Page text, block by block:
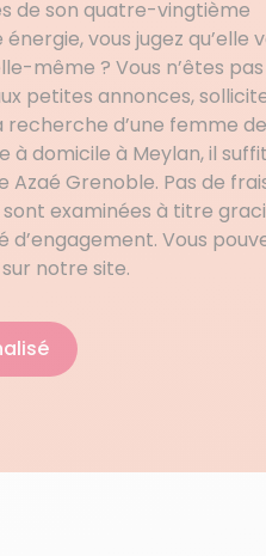
de son quatre-vingtième
vous jugez qu’elle
même ? Vous n’êtes pas
petites annonces,
recherche d’une femme
à domicile à Meylan, il
Grenoble. Pas de
examinées à titre
Vous
notre site.